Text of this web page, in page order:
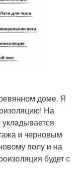
доме. Я
На
и черновым
полу и на
будет с